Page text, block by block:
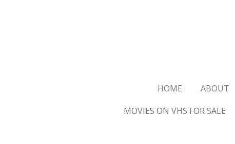
HOME ABOUT
MOVIES ON VHS FOR SALE